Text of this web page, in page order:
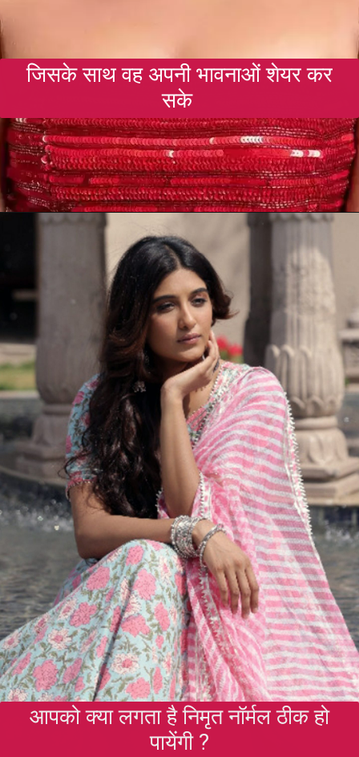
जिसके साथ वह अपनी भावनाओं शेयर कर
सके
आपको क्या लगता है निमृत नॉर्मल ठीक हो
पायेंगी ?